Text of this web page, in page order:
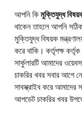
আপনি কিমুক্তিযুদ্ধ
থাকেন তাহলে আপনি
মুক্তিযুদ্ধ বিষয়ক
করে থাকি। কর্তৃপক্ষ
সার্কুলারটি আমাদের
চাকরির খবর সবার আগে
সাবস্ক্রাইব করে
আপডেট চাকরির খবর